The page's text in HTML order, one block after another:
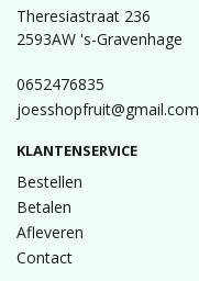
Theresiastraat 236
2593AW 's-Gravenhage
0652476835
joesshopfruit@gmail.com
KLANTENSERVICE
Bestellen
Betalen
Afleveren
Contact